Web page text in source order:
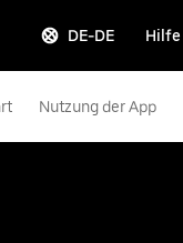
DE-DE Hilfe
Nutzung der App